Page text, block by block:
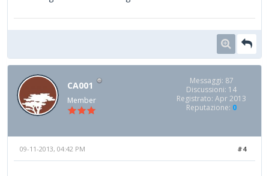
CA001
Member
Messaggi: 87
Discussioni: 14
Registrato: Apr 2013
Reputazione: 0
#4
09-11-2013, 04:42 PM